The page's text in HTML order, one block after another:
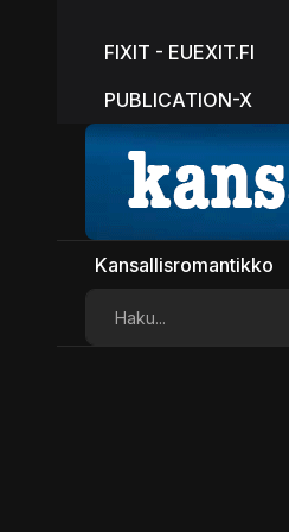
FIXIT - EUEXIT.FI
PUBLICATION-X
Kansallisromantikko